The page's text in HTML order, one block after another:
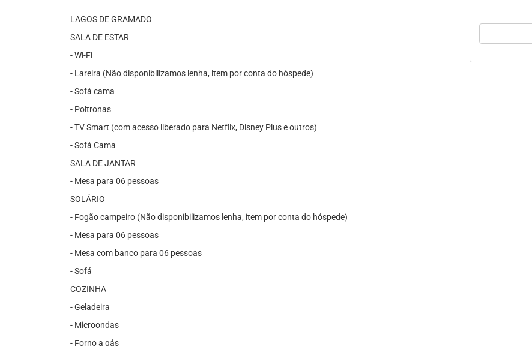
LAGOS DE GRAMADO
SALA DE ESTAR
- Wi-Fi
- Lareira (Não disponibilizamos lenha, item por conta do hóspede)
- Sofá cama
- Poltronas
- TV Smart (com acesso liberado para Netflix, Disney Plus e outros)
- Sofá Cama
SALA DE JANTAR
- Mesa para 06 pessoas
SOLÁRIO
- Fogão campeiro (Não disponibilizamos lenha, item por conta do hóspede)
- Mesa para 06 pessoas
- Mesa com banco para 06 pessoas
- Sofá
COZINHA
- Geladeira
- Microondas
- Forno a gás